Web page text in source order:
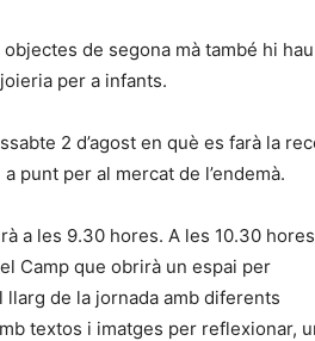
de segona mà també hi
per a infants.
2 d’agost en què es farà la
punt per al mercat de l’endemà.
a les 9.30 hores. A les 10.30
Camp que obrirà un espai per
de la jornada amb diferents
textos i imatges per reflexionar,